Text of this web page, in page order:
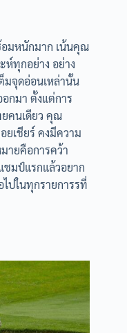
อมหนักมาก เน้นคุณ
ห์ทุกอย่าง อย่าง
มจุดอ่อนเหล่านั้น
กมา ตั้งแต่การ
คนเดียว คุณ
เชียร์ คงมีความ
ยคือการคว้า
ชมป์แรกแล้วอยาก
ปในทุกรายการรที่